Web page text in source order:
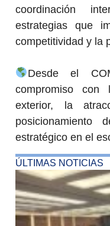
coordinación
estrategias que
competitividad y la
Desde el
compromiso con
exterior, la
posicionamiento
estratégico en el
ÚLTIMAS NOTICIAS